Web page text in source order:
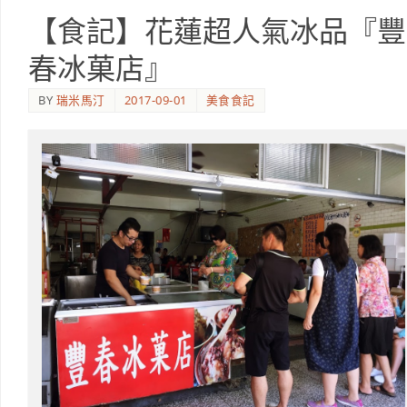
【食記】花蓮超人氣冰品『豐
春冰菓店』
BY 瑞米馬汀 2017-09-01 美食食記